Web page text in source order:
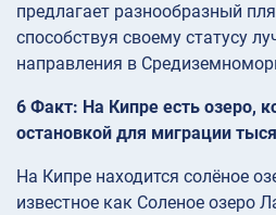
предлагает разнообразный
способствуя своему статусу
направления в
6 Факт: На Кипре есть озеро,
остановкой для миграции
На Кипре находится солёное
известное как Соленое озеро